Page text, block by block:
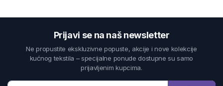
Prijavi se na naš newsletter
Ne propustite ekskluzivne popuste, akcije i nove kolekcije
kućnog tekstila – specijalne ponude dostupne su samo
prijavljenim kupcima.